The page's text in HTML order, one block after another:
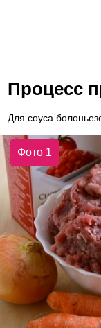
Процесс
Для соуса
Фото 1